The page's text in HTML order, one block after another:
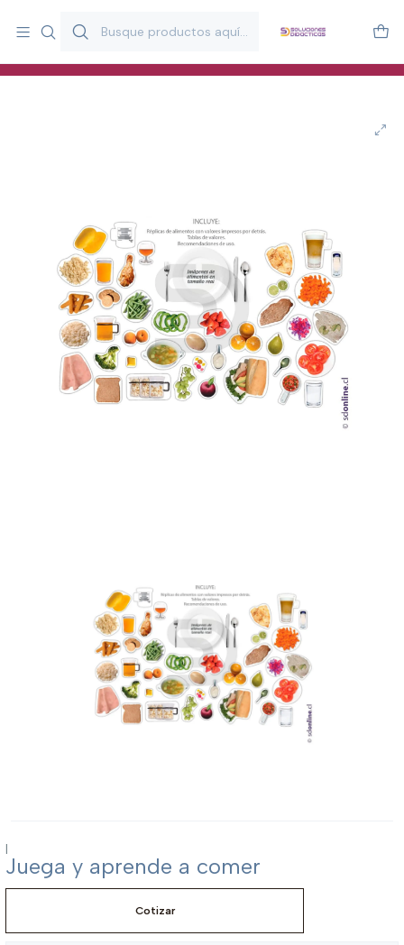
y estimulación infantil en Chile.
Especialistas en recursos educativos para aulas, terapeutas y
|
Juega y aprende a comer
Cotizar